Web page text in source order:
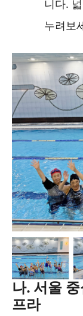
니다.
누려보
나. 서울
프라